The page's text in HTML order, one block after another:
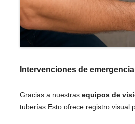
Intervenciones de
Gracias a nuestras equipos de
tuberías.Esto ofrece registro visual